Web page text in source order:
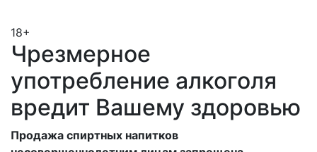
18+
Чрезмерное
употребление алкоголя
вредит Вашему здоровью
Продажа спиртных напитков